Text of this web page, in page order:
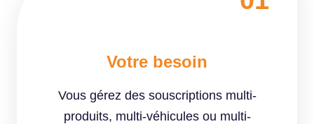
Votre besoin
Vous gérez des souscriptions multi-
produits, multi-véhicules ou multi-